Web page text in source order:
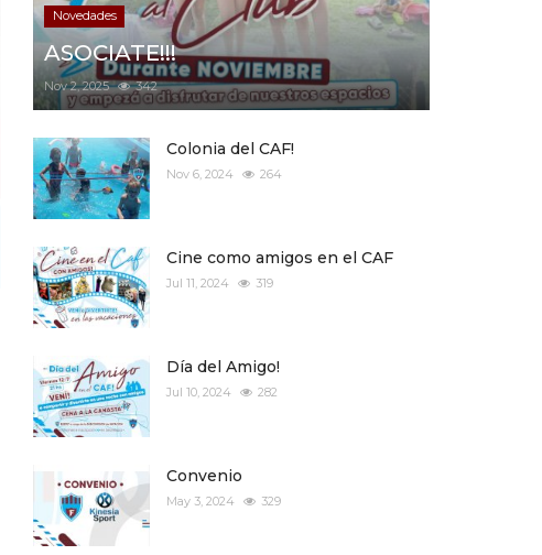
Novedades
ASOCIATE!!!
Nov 2, 2025 342
Colonia del CAF!
Nov 6, 2024 264
Cine como amigos en el CAF
Jul 11, 2024 319
Día del Amigo!
Jul 10, 2024 282
Convenio
May 3, 2024 329